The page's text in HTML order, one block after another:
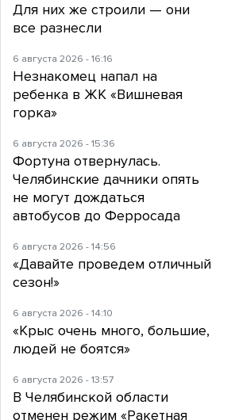
Для них же строили — они
все разнесли
6 августа 2026 - 16:16
Незнакомец напал на
ребенка в ЖК «Вишневая
горка»
6 августа 2026 - 15:36
Фортуна отвернулась.
Челябинские дачники опять
не могут дождаться
автобусов до Ферросада
6 августа 2026 - 14:56
«Давайте проведем отличный
сезон!»
6 августа 2026 - 14:10
«Крыс очень много, большие,
людей не боятся»
6 августа 2026 - 13:57
В Челябинской области
отменен режим «Ракетная